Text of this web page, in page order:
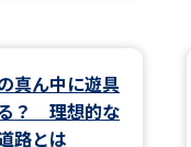
真ん中に遊具
？ 理想的な
路とは